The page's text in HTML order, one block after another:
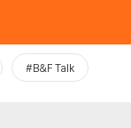
#B&F Talk